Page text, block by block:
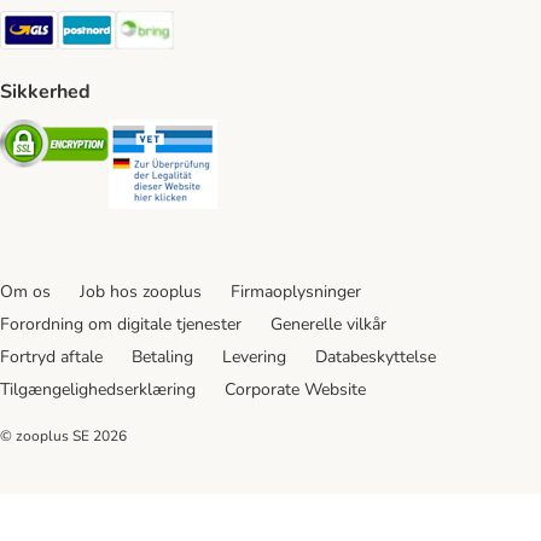
GLS Shipping Method
Postnord Shipping Method
Sikkerhed
Security
Om os Job hos zooplus
Firmaoplysninger
Forordning om digitale tjenester
Generelle vilkår
Fortryd aftale
Betaling Levering
Databeskyttelse
Tilgængelighedserklæring
Corporate Website
© zooplus SE 2026